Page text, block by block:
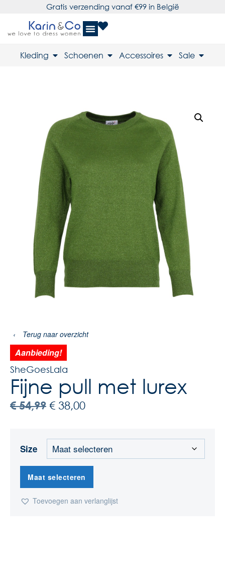
Gratis verzending vanaf €99 in België
Kleding Schoenen Accessoires Sale
‹ Terug naar overzicht
Aanbieding!
SheGoesLala
Fijne pull met lurex
€54,99 € 38,00
Size
Maat selecteren
Toevoegen aan verlanglijst